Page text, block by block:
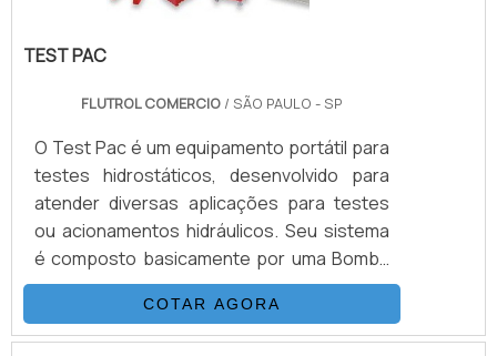
TEST PAC
FLUTROL COMERCIO / SÃO PAULO - SP
O Test Pac é um equipamento portátil para
testes hidrostáticos, desenvolvido para
atender diversas aplicações para testes
ou acionamentos hidráulicos. Seu sistema
é composto basicamente por uma Bomba
Hidropneumática Haskel, kit de preparação
de ar, conjunto de filtros, válvulas, skid
tubular carbono ou inox, ou tanque
COTAR AGORA